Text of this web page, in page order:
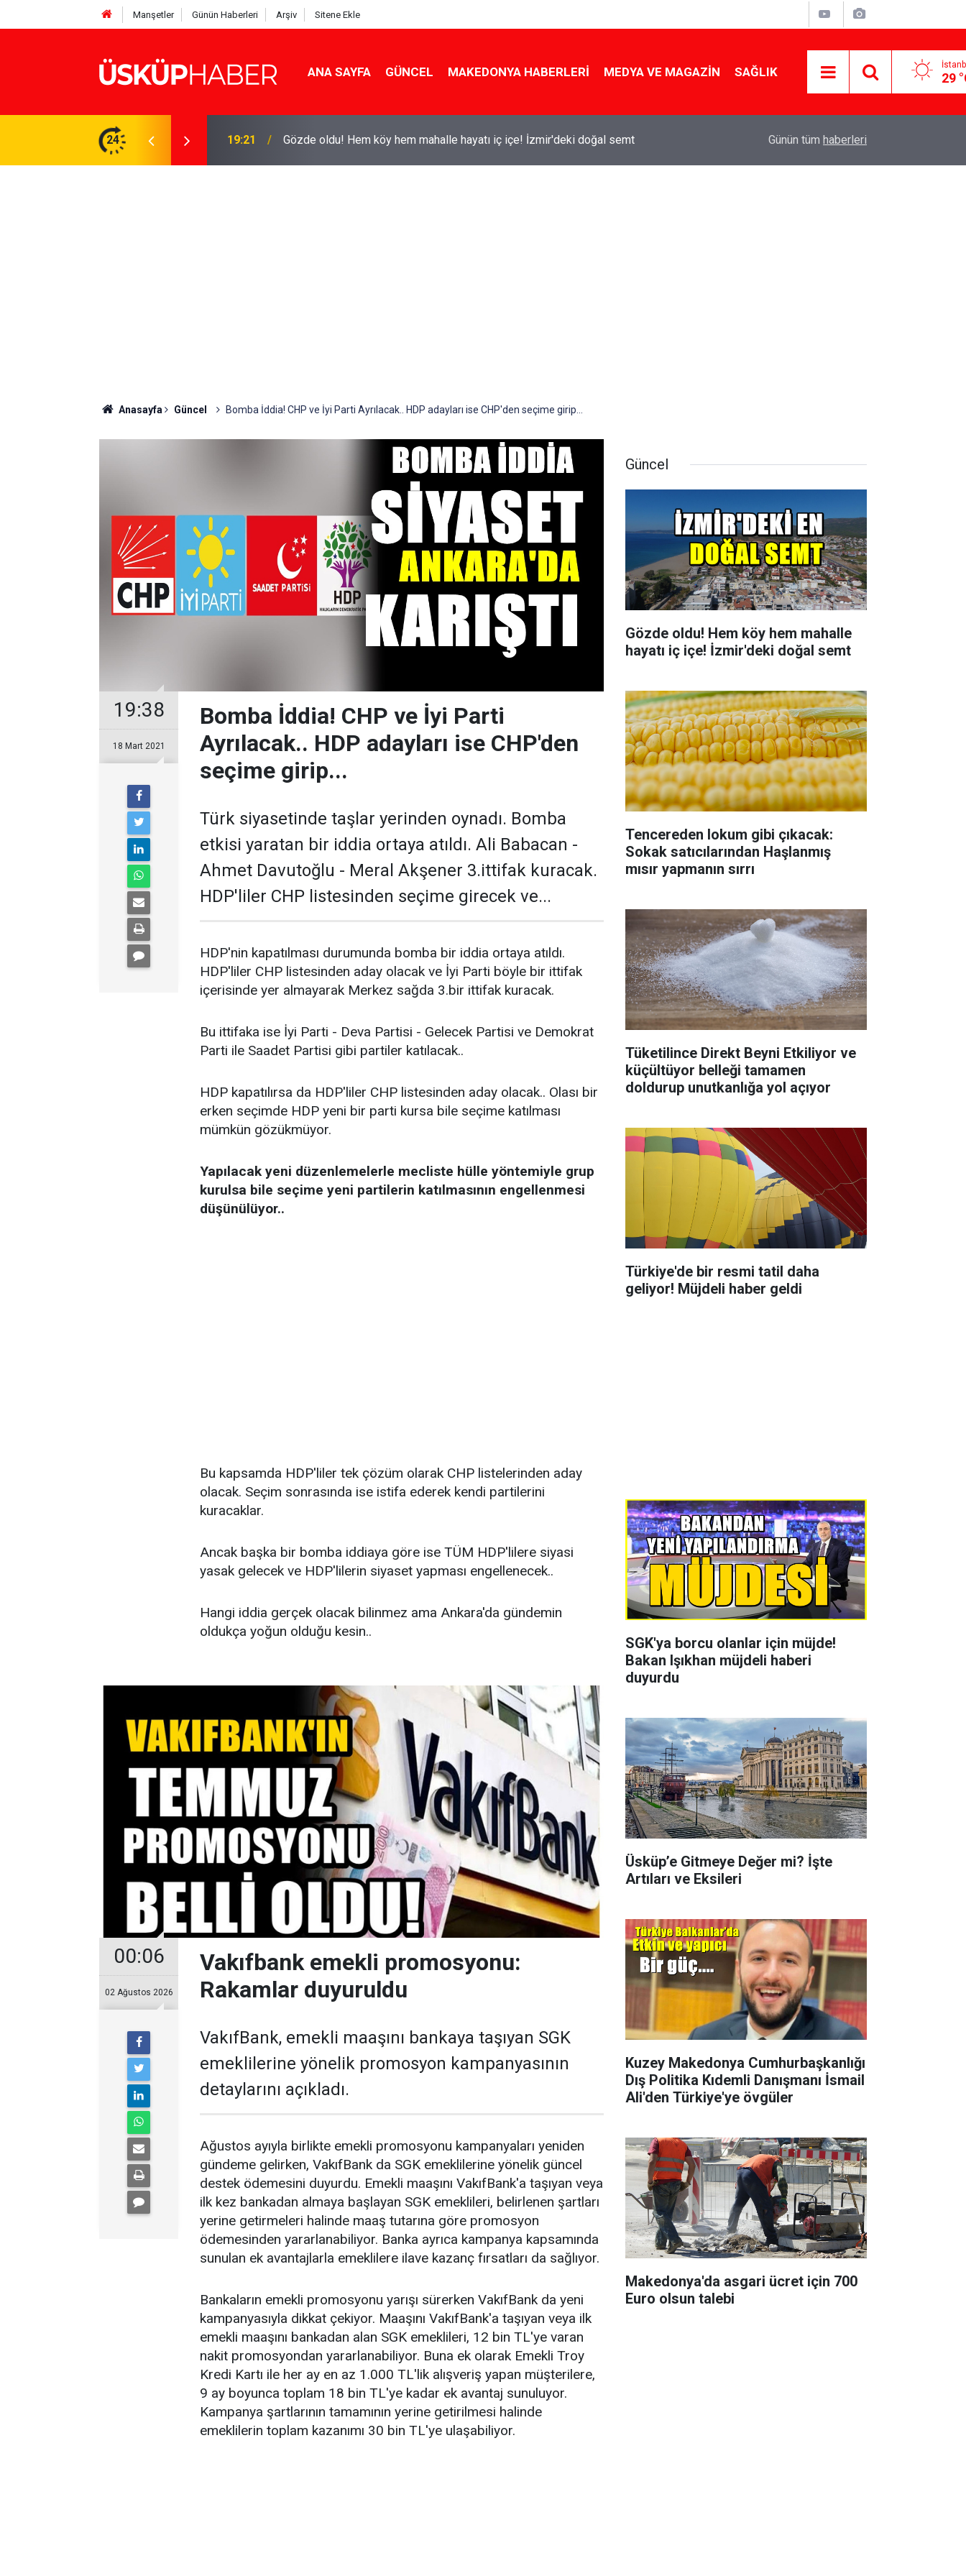
Manşetler Günün Haberleri Arşiv Sitene Ekle
ANA SAYFA GÜNCEL MAKEDONYA HABERLERI MEDYA VE MAGAZIN SAĞLIK 29
24 19:21 Gözde oldu! Hem köy hem mahalle hayatı iç içe! İzmir'deki doğal semt
yapmanın sırrı
Günün tüm haberleri
Anasayfa Güncel Bomba İddia! CHP ve İyi Parti Ayrılacak.. HDP adayları ise CHP'den seçime girip...
19:38
18 Mart 2021
Bomba İddia! CHP ve İyi Parti
Ayrılacak.. HDP adayları ise CHP'den
seçime girip...
Türk siyasetinde taşlar yerinden oynadı. Bomba
etkisi yaratan bir iddia ortaya atıldı. Ali Babacan -
Ahmet Davutoğlu - Meral Akşener 3.ittifak kuracak.
HDP'liler CHP listesinden seçime girecek ve...
HDP'nin kapatılması durumunda bomba bir iddia ortaya atıldı.
HDP'liler CHP listesinden aday olacak ve İyi Parti böyle bir ittifak
içerisinde yer almayarak Merkez sağda 3.bir ittifak kuracak.
Bu ittifaka ise İyi Parti - Deva Partisi - Gelecek Partisi ve Demokrat
Parti ile Saadet Partisi gibi partiler katılacak..
HDP kapatılırsa da HDP'liler CHP listesinden aday olacak.. Olası bir
erken seçimde HDP yeni bir parti kursa bile seçime katılması
mümkün gözükmüyor.
Yapılacak yeni düzenlemelerle mecliste hülle yöntemiyle grup
kurulsa bile seçime yeni partilerin katılmasının engellenmesi
düşünülüyor..
Bu kapsamda HDP'liler tek çözüm olarak CHP listelerinden aday
olacak. Seçim sonrasında ise istifa ederek kendi partilerini
kuracaklar.
Ancak başka bir bomba iddiaya göre ise TÜM HDP'lilere siyasi
yasak gelecek ve HDP'lilerin siyaset yapması engellenecek..
Hangi iddia gerçek olacak bilinmez ama Ankara'da gündemin
oldukça yoğun olduğu kesin..
00:06
02 Ağustos 2026
Vakıfbank emekli promosyonu:
Rakamlar duyuruldu
VakıfBank, emekli maaşını bankaya taşıyan SGK
emeklilerine yönelik promosyon kampanyasının
detaylarını açıkladı.
Ağustos ayıyla birlikte emekli promosyonu kampanyaları yeniden
gündeme gelirken, VakıfBank da SGK emeklilerine yönelik güncel
destek ödemesini duyurdu. Emekli maaşını VakıfBank'a taşıyan veya
ilk kez bankadan almaya başlayan SGK emeklileri, belirlenen şartları
yerine getirmeleri halinde maaş tutarına göre promosyon
ödemesinden yararlanabiliyor. Banka ayrıca kampanya kapsamında
sunulan ek avantajlarla emeklilere ilave kazanç fırsatları da sağlıyor.
Bankaların emekli promosyonu yarışı sürerken VakıfBank da yeni
kampanyasıyla dikkat çekiyor. Maaşını VakıfBank'a taşıyan veya ilk
emekli maaşını bankadan alan SGK emeklileri, 12 bin TL'ye varan
nakit promosyondan yararlanabiliyor. Buna ek olarak Emekli Troy
Kredi Kartı ile her ay en az 1.000 TL'lik alışveriş yapan müşterilere,
9 ay boyunca toplam 18 bin TL'ye kadar ek avantaj sunuluyor.
Kampanya şartlarının tamamının yerine getirilmesi halinde
emeklilerin toplam kazanımı 30 bin TL'ye ulaşabiliyor.
Güncel
Gözde oldu! Hem köy hem mahalle
hayatı iç içe! İzmir'deki doğal semt
Tencereden lokum gibi çıkacak:
Sokak satıcılarından Haşlanmış
mısır yapmanın sırrı
Tüketilince Direkt Beyni Etkiliyor ve
küçültüyor belleği tamamen
doldurup unutkanlığa yol açıyor
Türkiye'de bir resmi tatil daha
geliyor! Müjdeli haber geldi
SGK'ya borcu olanlar için müjde!
Bakan Işıkhan müjdeli haberi
duyurdu
Üsküp’e Gitmeye Değer mi? İşte
Artıları ve Eksileri
Kuzey Makedonya Cumhurbaşkanlığı
Dış Politika Kıdemli Danışmanı İsmail
Ali'den Türkiye'ye övgüler
Makedonya'da asgari ücret için 700
Euro olsun talebi